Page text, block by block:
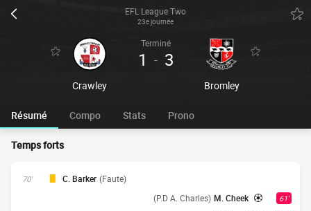
EFL League Two
23e journée
Crawley
Terminé
1 - 3
Bromley
Résumé Compo Stats Prono
Temps forts
70' C. Barker (Faute)
61'
M. Cheek
(P.D A. Charles)